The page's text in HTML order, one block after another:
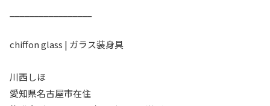
chiffon glass | ガラス装身具
川西しほ
愛知県名古屋市在住